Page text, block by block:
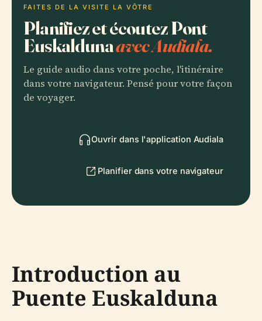
FAITES DE LA VISITE LA VÔTRE
Planifiez et écoutez Pont
Euskaldunaavec Audiala.
Le guide audio dans votre poche, l'itinéraire
dans votre navigateur. Pensé pour votre façon
de voyager.
Ouvrir dans l'application Audiala
Planifier dans votre navigateur
Introduction au
Puente Euskalduna